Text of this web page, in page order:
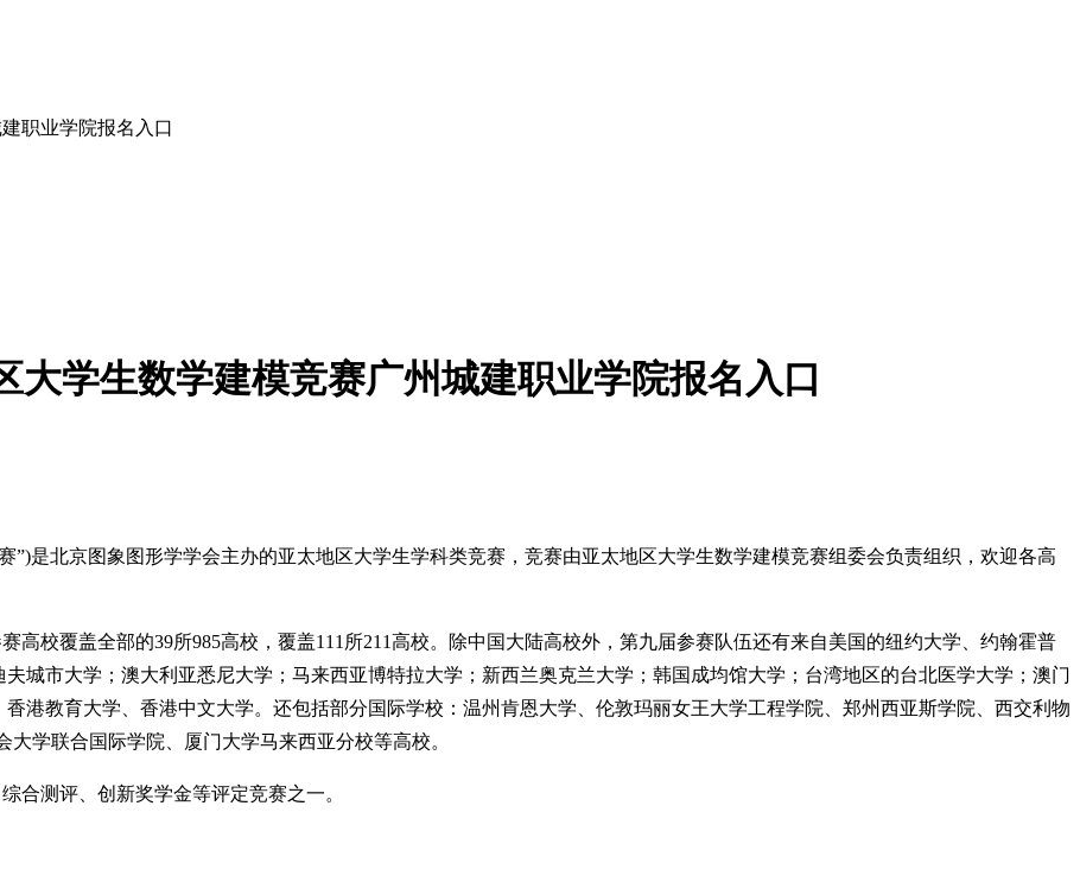
大学生数学建模竞赛广州城建职业学院报名入口
是北京图象图形学学会主办的亚太地区大学生学科类竞赛，竞赛由亚太地区大学生数学建模竞赛组委会负责组织，欢迎各高
校覆盖全部的39所985高校，覆盖111所211高校。除中国大陆高校外，第九届参赛队伍还有来自美国的纽约大学、约翰霍普
城市大学；澳大利亚悉尼大学；马来西亚博特拉大学；新西兰奥克兰大学；韩国成均馆大学；台湾地区的台北医学大学；澳门
港教育大学、香港中文大学。还包括部分国际学校：温州肯恩大学、伦敦玛丽女王大学工程学院、郑州西亚斯学院、西交利物
学联合国际学院、厦门大学马来西亚分校等高校。
测评、创新奖学金等评定竞赛之一。